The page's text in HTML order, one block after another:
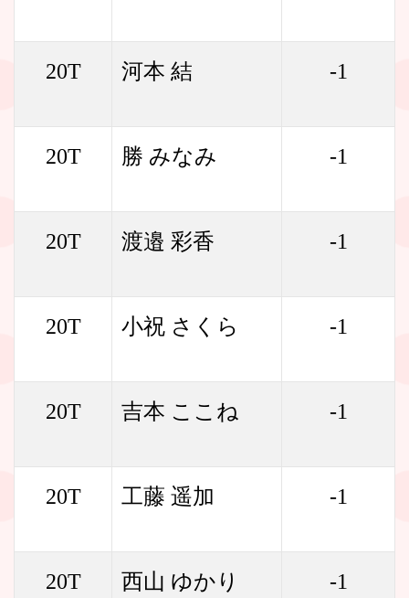
20T 河本 結 -1
20T 勝 みなみ -1
20T 渡邉 彩香 -1
20T 小祝 さくら -1
20T 吉本 ここね -1
20T 工藤 遥加 -1
20T 西山 ゆかり -1